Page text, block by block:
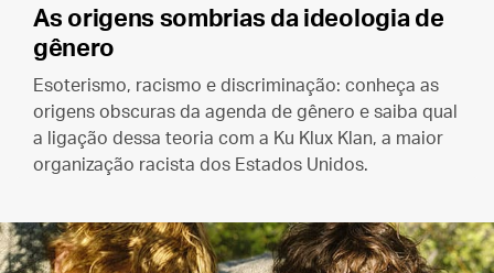
As origens sombrias da ideologia de
gênero
Esoterismo, racismo e discriminação: conheça as
origens obscuras da agenda de gênero e saiba qual
a ligação dessa teoria com a Ku Klux Klan, a maior
organização racista dos Estados Unidos.